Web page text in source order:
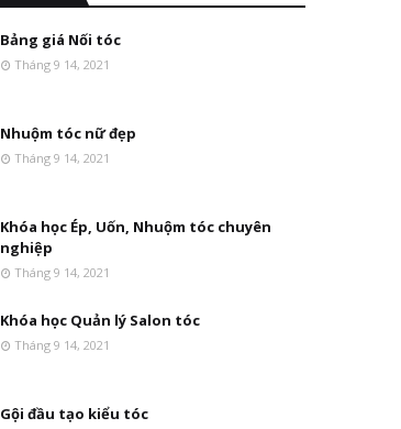
Bảng giá Nối tóc
Tháng 9 14, 2021
Nhuộm tóc nữ đẹp
Tháng 9 14, 2021
Khóa học Ép, Uốn, Nhuộm tóc chuyên
nghiệp
Tháng 9 14, 2021
Khóa học Quản lý Salon tóc
Tháng 9 14, 2021
Gội đầu tạo kiểu tóc